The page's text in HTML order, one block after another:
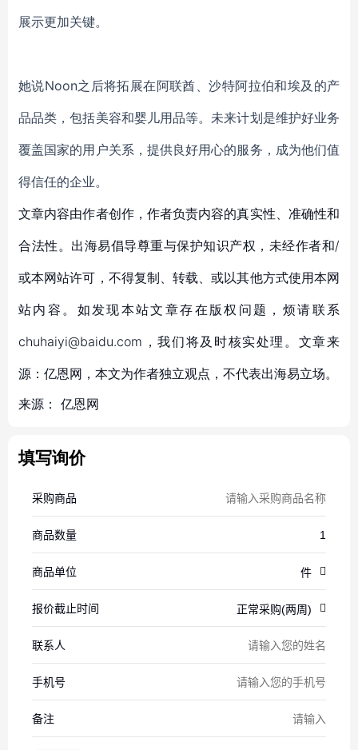
展示更加关键。
她说Noon之后将拓展在阿联酋、沙特阿拉伯和埃及的产
品品类，包括美容和婴儿用品等。未来计划是维护好业务
覆盖国家的用户关系，提供良好用心的服务，成为他们值
得信任的企业。
文章内容由作者创作，作者负责内容的真实性、准确性和
合法性。出海易倡导尊重与保护知识产权，未经作者和/
或本网站许可，不得复制、转载、或以其他方式使用本网
站内容。如发现本站文章存在版权问题，烦请联系
chuhaiyi@baidu.com，我们将及时核实处理。文章来
源：亿恩网，本文为作者独立观点，不代表出海易立场。
来源： 亿恩网
填写询价